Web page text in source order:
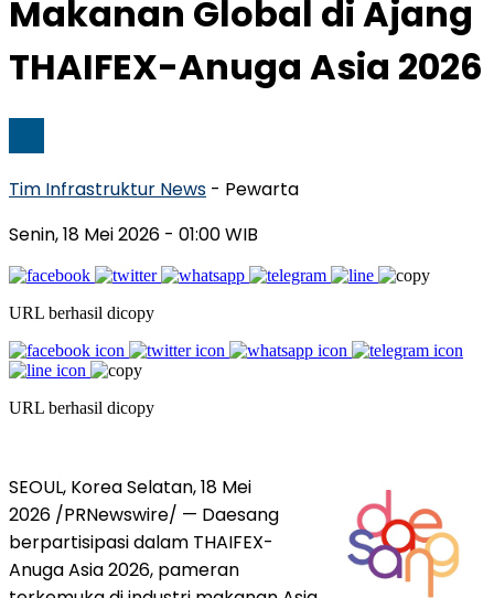
Makanan Global di Ajang
THAIFEX-Anuga Asia 2026
Tim Infrastruktur News - Pewarta
Senin, 18 Mei 2026 - 01:00 WIB
URL berhasil dicopy
URL berhasil dicopy
SEOUL, Korea Selatan, 18 Mei
2026 /PRNewswire/ — Daesang
berpartisipasi dalam THAIFEX-
Anuga Asia 2026, pameran